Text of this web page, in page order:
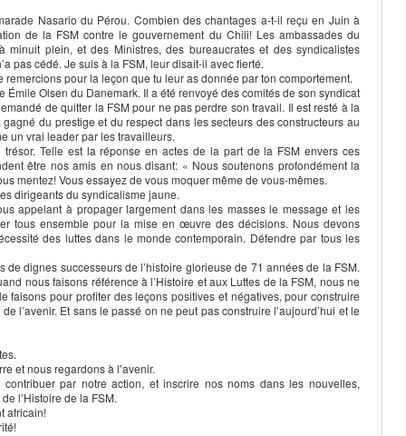
Nasario du Pérou. Combien des chantages a-t-il reçu en Juin à
de la FSM contre le gouvernement du Chili! Les ambassades du
plein, et des Ministres, des bureaucrates et des syndicalistes
pas cédé. Je suis à la FSM, leur disait-il avec fierté.
remercions pour la leçon que tu leur as donnée par ton comportement.
Émile Olsen du Danemark. Il a été renvoyé des comités de son syndicat
de quitter la FSM pour ne pas perdre son travail. Il est resté à la
du prestige et du respect dans les secteurs des constructeurs au
un vrai leader par les travailleurs.
trésor. Telle est la réponse en actes de la part de la FSM envers ces
être nos amis en nous disant: « Nous soutenons profondément la
mentez! Vous essayez de vous moquer même de vous-mêmes.
dirigeants du syndicalisme jaune.
appelant à propager largement dans les masses le message et les
tous ensemble pour la mise en œuvre des décisions. Nous devons
des luttes dans le monde contemporain. Défendre par tous les
de dignes successeurs de l’histoire glorieuse de 71 années de la FSM.
nous faisons référence à l’Histoire et aux Luttes de la FSM, nous ne
faisons pour profiter des leçons positives et négatives, pour construire
l’avenir. Et sans le passé on ne peut pas construire l’aujourd’hui et le
et nous regardons à l’avenir.
par notre action, et inscrire nos noms dans les nouvelles,
l’Histoire de la FSM.
africain!